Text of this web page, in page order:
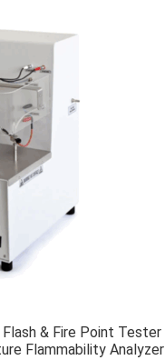
& Fire Point Tester |
Flammability Analyzer